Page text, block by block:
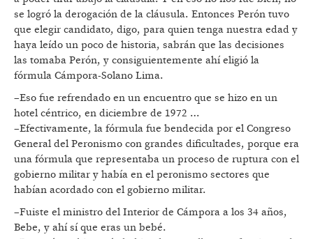
se logró la derogación de la cláusula. Entonces Perón tuvo
que elegir candidato, digo, para quien tenga nuestra edad y
haya leído un poco de historia, sabrán que las decisiones
las tomaba Perón, y consiguientemente ahí eligió la
fórmula Cámpora-Solano Lima.
–Eso fue refrendado en un encuentro que se hizo en un
hotel céntrico, en diciembre de 1972 …
–Efectivamente, la fórmula fue bendecida por el Congreso
General del Peronismo con grandes dificultades, porque era
una fórmula que representaba un proceso de ruptura con el
gobierno militar y había en el peronismo sectores que
habían acordado con el gobierno militar.
–Fuiste el ministro del Interior de Cámpora a los 34 años,
Bebe, y ahí sí que eras un bebé.